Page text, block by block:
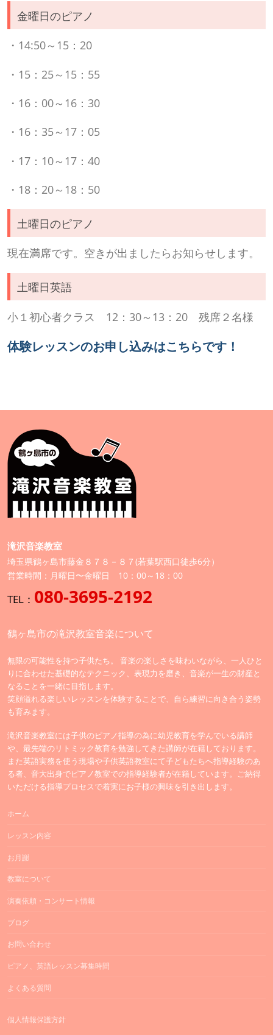
金曜日のピアノ
・14:50～15：20
・15：25～15：55
・16：00～16：30
・16：35～17：05
・17：10～17：40
・18：20～18：50
土曜日のピアノ
現在満席です。空きが出ましたらお知らせします。
土曜日英語
小１初心者クラス 12：30～13：20 残席２名様
体験レッスンのお申し込みはこちらです！
滝沢音楽教室
埼玉県鶴ヶ島市藤金８７８－８７(若葉駅西口徒歩6分）
営業時間：月曜日〜金曜日 10：00～18：00
TEL： 080-3695-2192
鶴ヶ島市の滝沢教室音楽について
無限の可能性を持つ子供たち。 音楽の楽しさを味わいながら、一人ひと
りに合わせた基礎的なテクニック、表現力を磨き、音楽が一生の財産と
なることを一緒に目指します。
笑顔溢れる楽しいレッスンを体験することで、自ら練習に向き合う姿勢
も育みます。
滝沢音楽教室には子供のピアノ指導の為に幼児教育を学んでいる講師
や、最先端のリトミック教育を勉強してきた講師が在籍しております。
また英語実務を使う現場や子供英語教室にて子どもたちへ指導経験のあ
る者、音大出身でピアノ教室での指導経験者が在籍しています。ご納得
いただける指導プロセスで着実にお子様の興味を引き出します。
ホーム
レッスン内容
お月謝
教室について
演奏依頼・コンサート情報
ブログ
お問い合わせ
ピアノ、英語レッスン募集時間
よくある質問
個人情報保護方針